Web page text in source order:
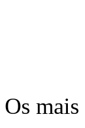
Os